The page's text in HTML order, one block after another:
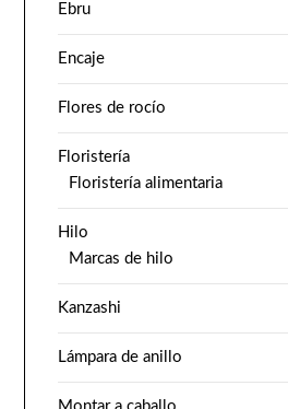
Ebru
Encaje
Flores de rocío
Floristería
Floristería alimentaria
Hilo
Marcas de hilo
Kanzashi
Lámpara de anillo